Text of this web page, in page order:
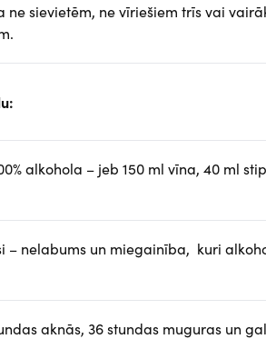
ne sievietēm, ne vīriešiem trīs vai
vienībām.
alkohola – jeb 150 ml vīna, 40 ml
nelabums un miegainība, kuri
aknās, 36 stundas muguras un